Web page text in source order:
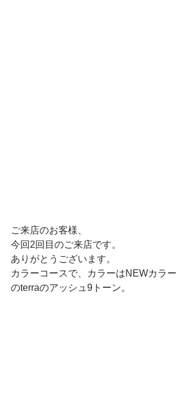
ご来店のお客様、
今回2回目のご来店です。
ありがとうございます。
カラーコースで、カラーはNEWカラー
のterraのアッシュ9トーン。